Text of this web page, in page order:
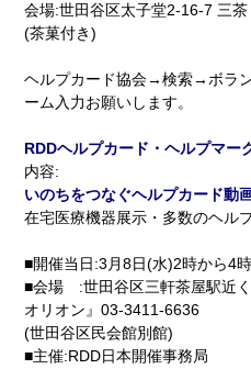
会場:世田谷区太子堂2-16-7 三
(茶菓付き)
ヘルプカード協会→検索→ボラ
ーム入力お願いします。
RDDヘルプカード・ヘルプマー
内容:
いのちをつなぐヘルプカード動
在宅医療機器展示・多数のヘル
■開催当日:3月8日(水)2時から4時
■会場 :世田谷区三軒茶屋駅近
オリオン』03-3411-6636
(世田谷区民会館別館)
■主催:RDD日本開催事務局